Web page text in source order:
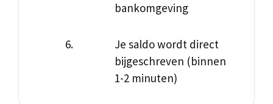
bankomgeving
Je saldo wordt direct
bijgeschreven (binnen
1-2 minuten)